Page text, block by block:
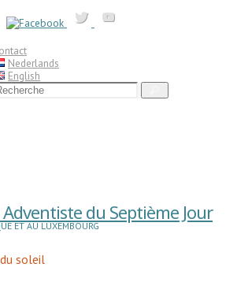
Nederlands
English
Adventiste du Septième Jour
ET AU LUXEMBOURG
soleil